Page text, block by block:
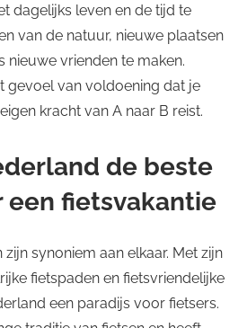
dagelijks leven en de tijd te
van de natuur, nieuwe plaatsen
nieuwe vrienden te maken.
gevoel van voldoening dat je
kracht van A naar B reist.
de beste
een fietsvakantie
synoniem aan elkaar. Met zijn
fietspaden en fietsvriendelijke
een paradijs voor fietsers.